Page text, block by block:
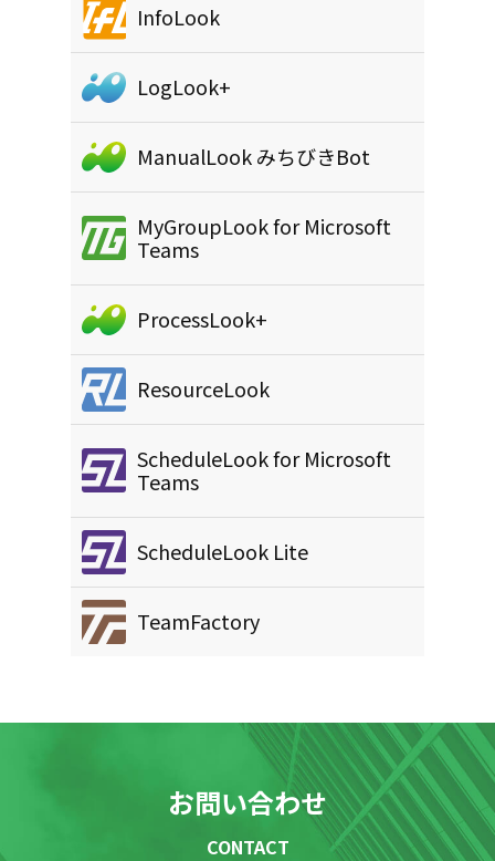
InfoLook
LogLook+
ManualLook みちびきBot
MyGroupLook for Microsoft
Teams
ProcessLook+
ResourceLook
ScheduleLook for Microsoft
Teams
ScheduleLook Lite
TeamFactory
お問い合わせ
CONTACT